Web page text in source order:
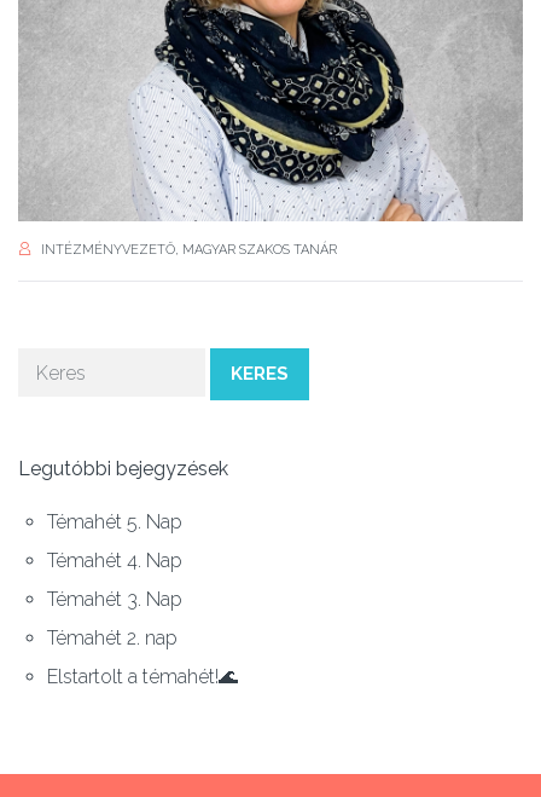
INTÉZMÉNYVEZETŐ, MAGYAR SZAKOS TANÁR
KERES
Legutóbbi bejegyzések
Témahét 5. Nap
Témahét 4. Nap
Témahét 3. Nap
Témahét 2. nap
Elstartolt a témahét!🌊